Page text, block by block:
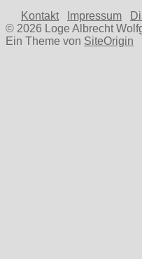
Kontakt
Impressum
© 2026 Loge Albrecht
Ein Theme von SiteOrigin